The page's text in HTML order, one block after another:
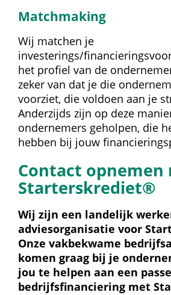
Matchmaking
Wij matchen je
investerings/
het profiel van de
zeker van dat je die
voorziet, die voldoen aan je
Anderzijds zijn op deze
ondernemers geholpen, die
hebben bij jouw
Contact opnemen
Starterskrediet®
Wij zijn een landelijk
adviesorganisatie voor
Onze vakbekwame
komen graag bij je
jou te helpen aan een
bedrijfsfinanciering met